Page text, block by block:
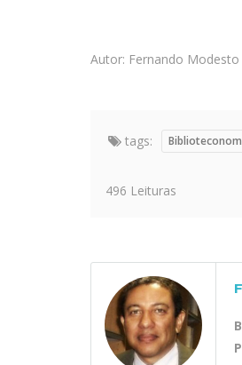
Autor: Fernando Modesto
tags:
496 Leituras